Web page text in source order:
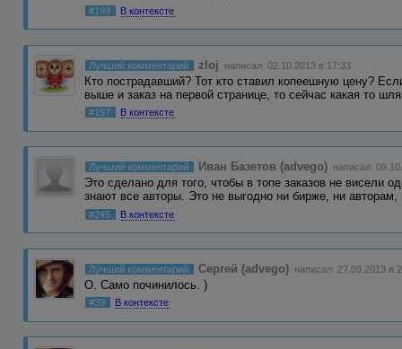
#199 В контексте
Лучший комментарий zloj написал 02.10.2013 в 17:33
Кто пострадавший? Тот кто ставил копеешную цену?
выше и заказ на первой странице, то сейчас какая то
#197 В контексте
Лучший комментарий Иван Базетов (advego) написал
Это сделано для того, чтобы в топе заказов не висели
знают все авторы. Это не выгодно ни бирже, ни
#245 В контексте
Лучший комментарий Сергей (advego) написал 27.09.2013 в
О. Само починилось. )
#39 В контексте